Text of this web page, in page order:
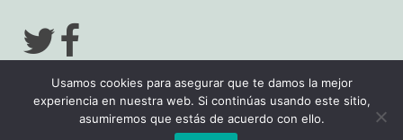
Usamos cookies para asegurar que te damos la mejor
experiencia en nuestra web. Si continúas usando este sitio,
asumiremos que estás de acuerdo con ello.